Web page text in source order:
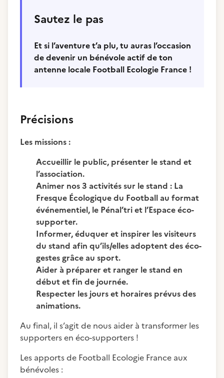
Sautez le pas
Et si l’aventure t’a plu, tu auras l’occasion
de devenir un bénévole actif de ton
antenne locale Football Ecologie France !
Précisions
Les missions :
Accueillir le public, présenter le stand et
l’association.
Animer nos 3 activités sur le stand : La
Fresque Écologique du Football au format
événementiel, le Pénal’tri et l’Espace éco-
supporter.
Informer, éduquer et inspirer les visiteurs
du stand afin qu’ils/elles adoptent des éco-
gestes grâce au sport.
Aider à préparer et ranger le stand en
début et fin de journée.
Respecter les jours et horaires prévus des
animations.
Au final, il s’agit de nous aider à transformer les
supporters en éco-supporters !
Les apports de Football Ecologie France aux
bénévoles :